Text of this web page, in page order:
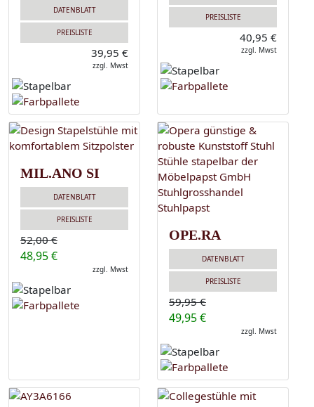
DATENBLATT
PREISLISTE
39,95 €
zzgl. Mwst
PREISLISTE
40,95 €
zzgl. Mwst
MIL.ANO SI
DATENBLATT
PREISLISTE
52,00 €
48,95 €
zzgl. Mwst
OPE.RA
DATENBLATT
PREISLISTE
59,95 €
49,95 €
zzgl. Mwst